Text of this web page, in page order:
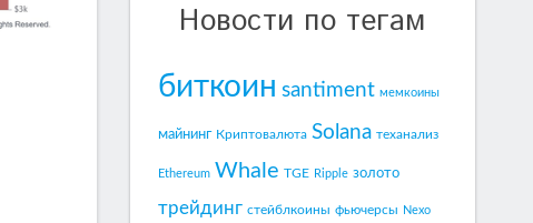
Новости по тегам
биткоин santiment мемкоины
майнинг Криптовалюта Solana теханализ
Ethereum Whale TGE Ripple золото
трейдинг стейблкоины фьючерсы Nexo